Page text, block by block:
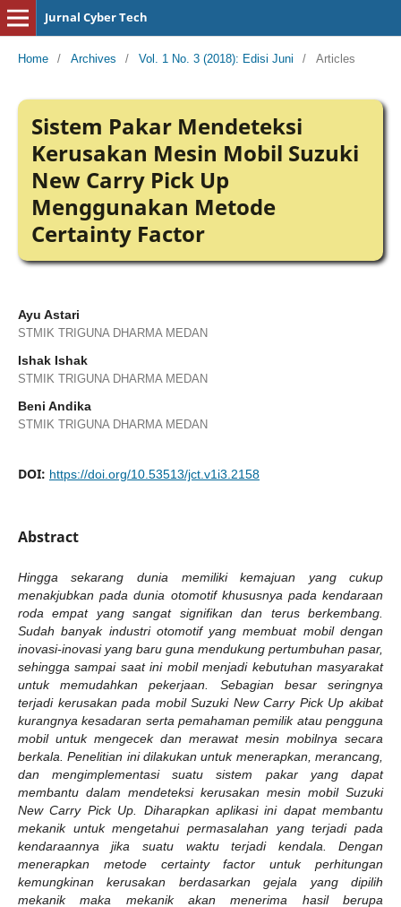
Jurnal Cyber Tech
Home / Archives / Vol. 1 No. 3 (2018): Edisi Juni / Articles
Sistem Pakar Mendeteksi
Kerusakan Mesin Mobil Suzuki
New Carry Pick Up
Menggunakan Metode
Certainty Factor
Ayu Astari
STMIK TRIGUNA DHARMA MEDAN
Ishak Ishak
STMIK TRIGUNA DHARMA MEDAN
Beni Andika
STMIK TRIGUNA DHARMA MEDAN
DOI: https://doi.org/10.53513/jct.v1i3.2158
Abstract
Hingga sekarang dunia memiliki kemajuan yang cukup
menakjubkan pada dunia otomotif khususnya pada kendaraan
roda empat yang sangat signifikan dan terus berkembang.
Sudah banyak industri otomotif yang membuat mobil dengan
inovasi-inovasi yang baru guna mendukung pertumbuhan pasar,
sehingga sampai saat ini mobil menjadi kebutuhan masyarakat
untuk memudahkan pekerjaan. Sebagian besar seringnya
terjadi kerusakan pada mobil Suzuki New Carry Pick Up akibat
kurangnya kesadaran serta pemahaman pemilik atau pengguna
mobil untuk mengecek dan merawat mesin mobilnya secara
berkala.Penelitian ini dilakukan untuk menerapkan, merancang,
dan mengimplementasi suatu sistem pakar yang dapat
membantu dalam mendeteksi kerusakan mesin mobil Suzuki
New Carry Pick Up. Diharapkan aplikasi ini dapat membantu
mekanik untuk mengetahui permasalahan yang terjadi pada
kendaraannya jika suatu waktu terjadi kendala. Dengan
menerapkan metode certainty factor untuk perhitungan
kemungkinan kerusakan berdasarkan gejala yang dipilih
mekanik maka mekanik akan menerima hasil berupa